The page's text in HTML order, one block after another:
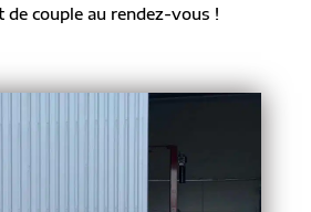
de couple au rendez-vous !